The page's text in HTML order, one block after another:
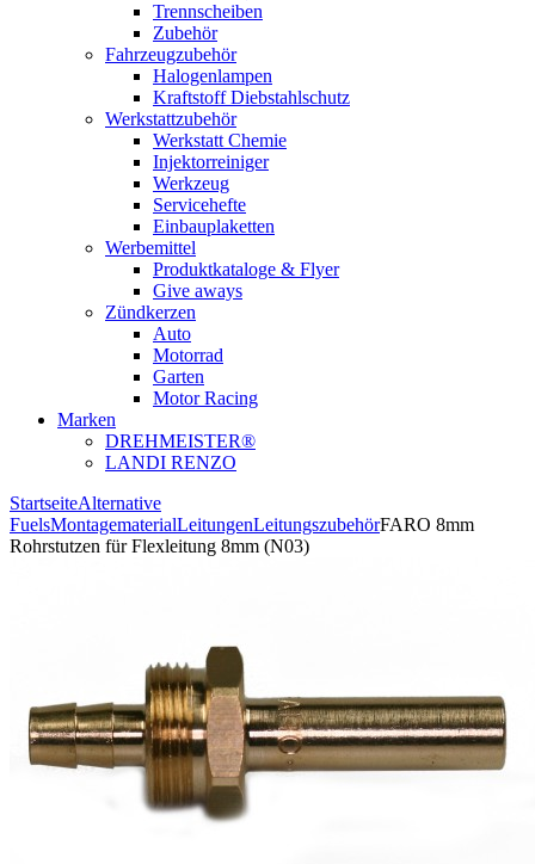
Trennscheiben
Zubehör
Fahrzeugzubehör
Halogenlampen
Kraftstoff Diebstahlschutz
Werkstattzubehör
Werkstatt Chemie
Injektorreiniger
Werkzeug
Servicehefte
Einbauplaketten
Werbemittel
Produktkataloge & Flyer
Give aways
Zündkerzen
Auto
Motorrad
Garten
Motor Racing
Marken
DREHMEISTER®
LANDI RENZO
StartseiteAlternative
FuelsMontagematerialLeitungenLeitungszubehörFARO 8mm
Rohrstutzen für Flexleitung 8mm (N03)